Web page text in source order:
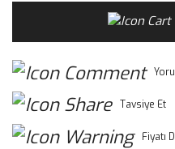
Tavsiye Et
Fiyatı